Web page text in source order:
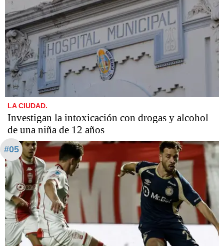
LA CIUDAD.
Investigan la intoxicación con drogas y alcohol
de una niña de 12 años
#05